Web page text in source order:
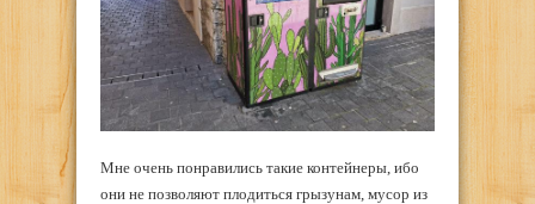
Мне очень понравились такие контейнеры, ибо
они не позволяют плодиться грызунам, мусор из